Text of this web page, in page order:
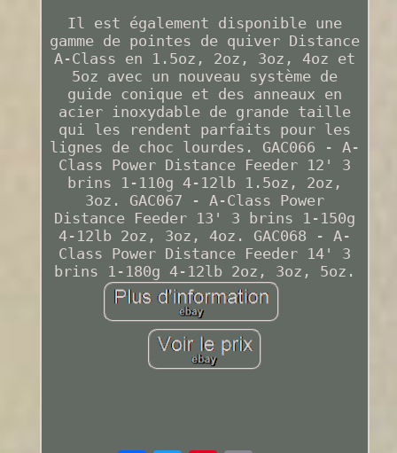
Il est également disponible une
gamme de pointes de quiver Distance
A-Class en 1.5oz, 2oz, 3oz, 4oz et
5oz avec un nouveau système de
guide conique et des anneaux en
acier inoxydable de grande taille
qui les rendent parfaits pour les
lignes de choc lourdes. GAC066 - A-
Class Power Distance Feeder 12' 3
brins 1-110g 4-12lb 1.5oz, 2oz,
3oz. GAC067 - A-Class Power
Distance Feeder 13' 3 brins 1-150g
4-12lb 2oz, 3oz, 4oz. GAC068 - A-
Class Power Distance Feeder 14' 3
brins 1-180g 4-12lb 2oz, 3oz, 5oz.